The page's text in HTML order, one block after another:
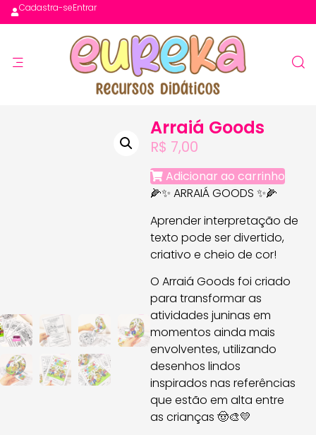
Cadastra-seEntrar
Arraiá Goods
R$ 7,00
Adicionar ao carrinho
🌽✨ ARRAIÁ GOODS ✨🌽
Aprender interpretação de
texto pode ser divertido,
criativo e cheio de cor!
O Arraiá Goods foi criado
para transformar as
atividades juninas em
momentos ainda mais
envolventes, utilizando
desenhos lindos
inspirados nas referências
que estão em alta entre
as crianças 🤠🎨💛